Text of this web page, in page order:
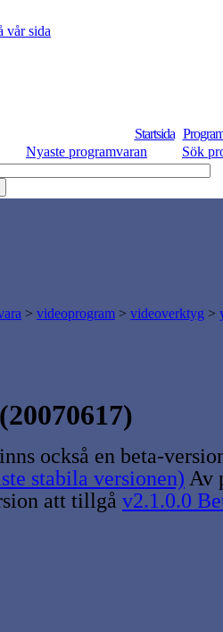
vår sida
Startsida
Nyaste programvaran
Sök
> videoprogram > videoverktyg >
också en beta-
stabila versionen) Av
att tillgå v2.1.0.0